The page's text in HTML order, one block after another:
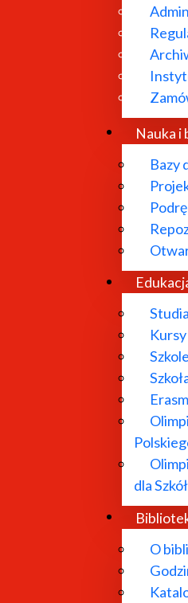
Nauka i
Bazy
Kursy
dla
O
naukowych: